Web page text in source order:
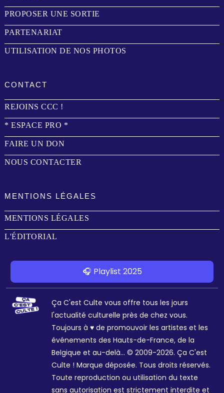
PROPOSER UNE SORTIE
PARTENARIAT
UTILISATION DE NOS PHOTOS
CONTACT
REJOINS CCC !
* ESPACE PRO *
FAIRE UN DON
NOUS CONTACTER
MENTIONS LÉGALES
MENTIONS LÉGALES
L'ÉDITORIAL
🎧 Playlist 2025
Ça C'est Culte vous offre tous les jours
l'actualité culturelle près de chez vous.
Toujours à ♥ de promouvoir les artistes et les
événements des Hauts-de-France, de la
Belgique et au-delà... © 2009-2026. Ça C'est
Culte ! Marque déposée. Tous droits réservés.
Toute reproduction ou utilisation du texte
sans autorisation est strictement interdite et